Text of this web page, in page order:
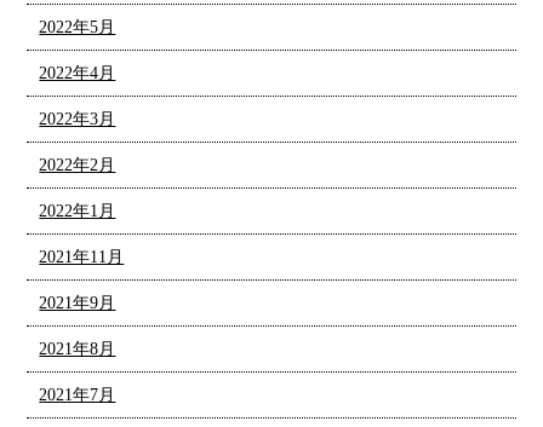
2022年5月
2022年4月
2022年3月
2022年2月
2022年1月
2021年11月
2021年9月
2021年8月
2021年7月